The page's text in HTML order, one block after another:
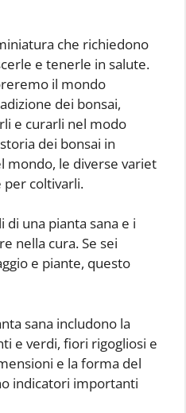
che richiedono
e tenerle in salute.
il mondo
dei bonsai,
e curarli nel modo
dei bonsai in
mondo, le diverse variet
per coltivarli.
di una pianta sana e i
nella cura. Se sei
e piante, questo
sana includono la
e verdi, fiori rigogliosi e
e la forma del
indicatori importanti